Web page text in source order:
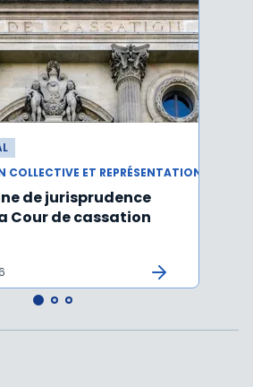
de jurisprudence
Cour de cassation